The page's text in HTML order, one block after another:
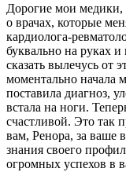
Дорогие мои медики,
о врачах, которые
кардиолога-
буквально на руках
сказать вылечусь от
моментально начала
поставила диагноз,
встала на ноги.
счастливой. Это так
вам, Ренора, за ваше
знания своего
огромных успехов в